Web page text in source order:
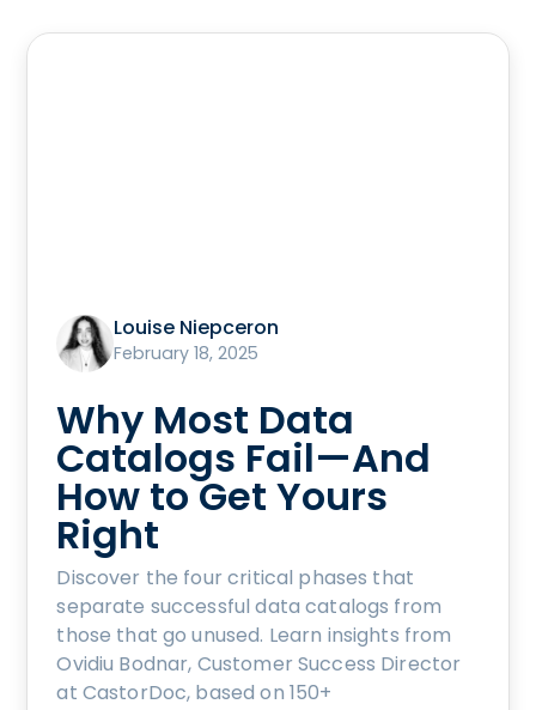
Louise Niepceron
February 18, 2025
Why Most Data
Catalogs Fail—And
How to Get Yours
Right
Discover the four critical phases that
separate successful data catalogs from
those that go unused. Learn insights from
Ovidiu Bodnar, Customer Success Director
at CastorDoc, based on 150+